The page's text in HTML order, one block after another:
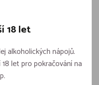
košíku
18 let
alkoholických nápojů.
let pro pokračování na